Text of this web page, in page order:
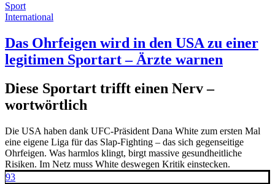
Sport
International
Das Ohrfeigen wird in den USA zu einer
legitimen Sportart – Ärzte warnen
Diese Sportart trifft einen Nerv –
wortwörtlich
Die USA haben dank UFC-Präsident Dana White zum ersten Mal
eine eigene Liga für das Slap-Fighting – das sich gegenseitige
Ohrfeigen. Was harmlos klingt, birgt massive gesundheitliche
Risiken. Im Netz muss White deswegen Kritik einstecken.
93